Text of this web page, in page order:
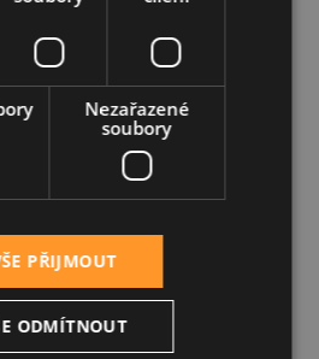
Nezařazené
soubory
PŘIJMOUT
ODMÍTNOUT